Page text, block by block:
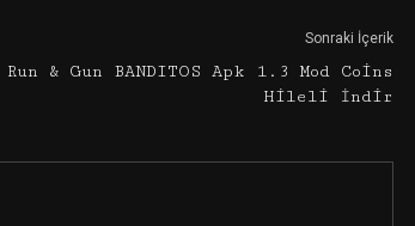
Sonraki İçerik
Run & Gun BANDITOS Apk 1.3 Mod Coins
Hileli İndir